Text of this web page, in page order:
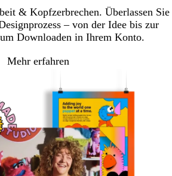
& Kopfzerbrechen. Überlassen Sie
– von der Idee bis zur
Downloaden in Ihrem Konto.
Mehr erfahren